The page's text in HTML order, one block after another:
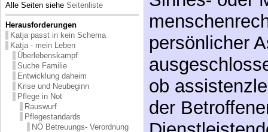
Alle Seiten siehe Seitenliste
Herausforderungen
Katja passt in kein Schema
Katja - mein Leben
Überlebenskampf
Suche Familie
Entwicklung daheim
Krise und Neubeginn
Pflege in Not
Rauswurf
Pflegestandards
NÖ Betreuungs- Verordnung
persönlicher
ob
der